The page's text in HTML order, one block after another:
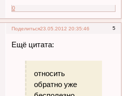
0
Поделиться 5
23.05.2012 20:35:46
Ещё цитата:
относить
обратно уже